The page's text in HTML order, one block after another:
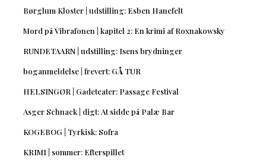
Børglum Kloster | udstilling: Esben Hanefelt
Mord på Vibrafonen | kapitel 2: En krimi af Roxnakowsky
RUNDETAARN | udstilling: Isens brydninger
boganmeldelse | frevert: GÅ TUR
HELSINGØR | Gadeteater: Passage Festival
Asger Schnack | digt: At sidde på Palæ Bar
KOGEBOG | Tyrkisk: Sofra
KRIMI | sommer: Efterspillet